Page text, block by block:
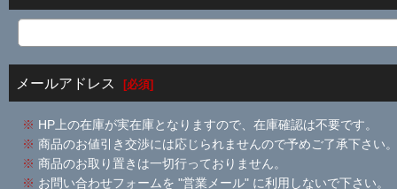
メールアドレス [必須]
※ HP上の在庫が実在庫となりますので、在庫確認は不要です。
※ 商品のお値引き交渉には応じられませんので予めご了承下さい。
※ 商品のお取り置きは一切行っておりません。
※ お問い合わせフォームを "営業メール" に利用しないで下さい。